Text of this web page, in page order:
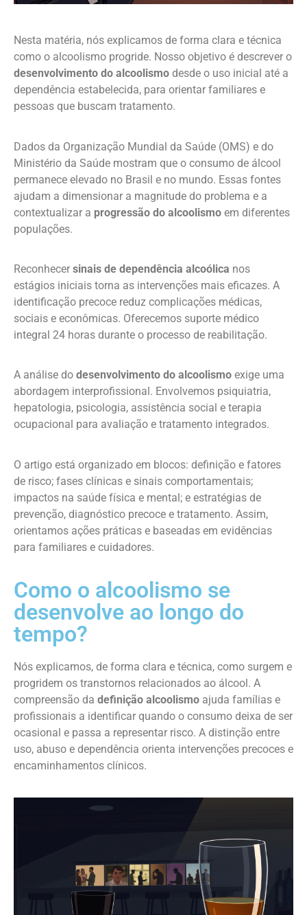
Nesta matéria, nós explicamos de forma clara e técnica
como o alcoolismo progride. Nosso objetivo é descrever o
desenvolvimento do alcoolismo desde o uso inicial até a
dependência estabelecida, para orientar familiares e
pessoas que buscam tratamento.
Dados da Organização Mundial da Saúde (OMS) e do
Ministério da Saúde mostram que o consumo de álcool
permanece elevado no Brasil e no mundo. Essas fontes
ajudam a dimensionar a magnitude do problema e a
contextualizar a progressão do alcoolismo em diferentes
populações.
Reconhecer sinais de dependência alcoólica nos
estágios iniciais torna as intervenções mais eficazes. A
identificação precoce reduz complicações médicas,
sociais e econômicas. Oferecemos suporte médico
integral 24 horas durante o processo de reabilitação.
A análise do desenvolvimento do alcoolismo exige uma
abordagem interprofissional. Envolvemos psiquiatria,
hepatologia, psicologia, assistência social e terapia
ocupacional para avaliação e tratamento integrados.
O artigo está organizado em blocos: definição e fatores
de risco; fases clínicas e sinais comportamentais;
impactos na saúde física e mental; e estratégias de
prevenção, diagnóstico precoce e tratamento. Assim,
orientamos ações práticas e baseadas em evidências
para familiares e cuidadores.
Como o alcoolismo se
desenvolve ao longo do
tempo?
Nós explicamos, de forma clara e técnica, como surgem e
progridem os transtornos relacionados ao álcool. A
compreensão da definição alcoolismo ajuda famílias e
profissionais a identificar quando o consumo deixa de ser
ocasional e passa a representar risco. A distinção entre
uso, abuso e dependência orienta intervenções precoces e
encaminhamentos clínicos.